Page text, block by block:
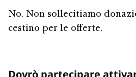
No. Non sollecitiamo
cestino per le offerte.
Dovrò partecipare